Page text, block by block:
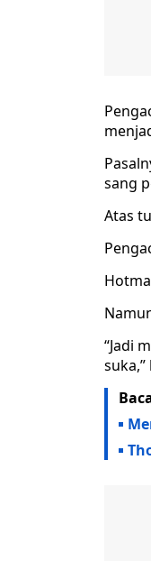
sang
Atas
“Jadi